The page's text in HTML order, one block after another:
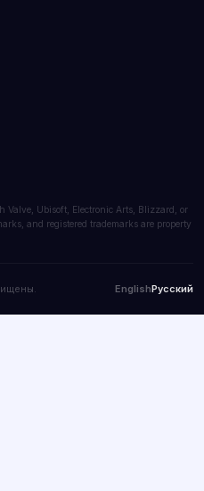
Valve, Ubisoft, Electronic Arts, Blizzard, or
and registered trademarks are property
EnglishРусский